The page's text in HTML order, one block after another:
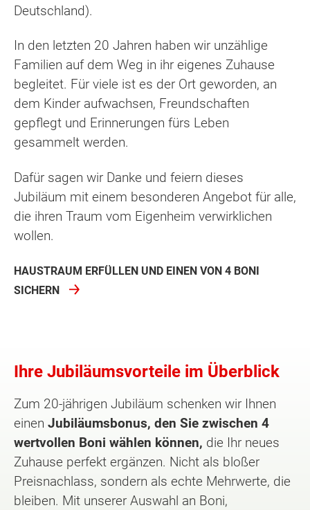
Deutschland).
In den letzten 20 Jahren haben wir unzählige
Familien auf dem Weg in ihr eigenes Zuhause
begleitet. Für viele ist es der Ort geworden, an
dem Kinder aufwachsen, Freundschaften
gepflegt und Erinnerungen fürs Leben
gesammelt werden.
Dafür sagen wir Danke und feiern dieses
Jubiläum mit einem besonderen Angebot für alle,
die ihren Traum vom Eigenheim verwirklichen
wollen.
HAUSTRAUM ERFÜLLEN UND EINEN VON 4 BONI
SICHERN
Ihre Jubiläumsvorteile im Überblick
Zum 20-jährigen Jubiläum schenken wir Ihnen
einen Jubiläumsbonus, den Sie zwischen 4
wertvollen Boni wählen können, die Ihr neues
Zuhause perfekt ergänzen. Nicht als bloßer
Preisnachlass, sondern als echte Mehrwerte, die
bleiben. Mit unserer Auswahl an Boni,